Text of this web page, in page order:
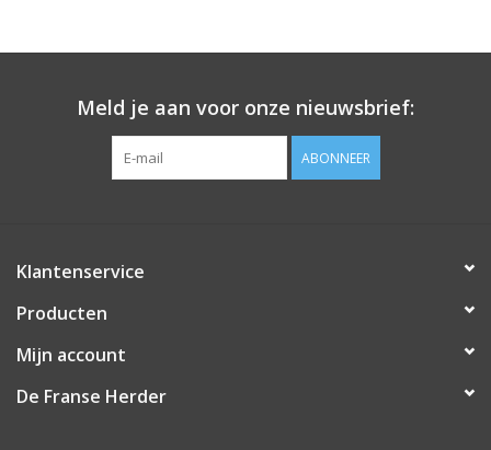
Meld je aan voor onze nieuwsbrief:
ABONNEER
Klantenservice
Producten
Mijn account
De Franse Herder